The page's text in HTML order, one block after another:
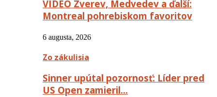
VIDEO Zverev, Medvedev a ďalší:
Montreal pohrebiskom favoritov
6 augusta, 2026
Zo zákulisia
Sinner upútal pozornosť: Líder pred
US Open zamieril…